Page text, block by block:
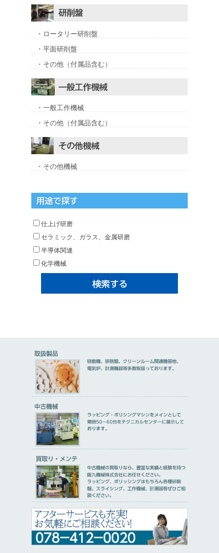
・ロータリー研削盤
・平面研削盤
・その他（付属品含む）
・一般工作機械
・その他（付属品含む）
・その他機械
仕上げ研磨
セラミック、ガラス、金属研磨
半導体関連
化学機械